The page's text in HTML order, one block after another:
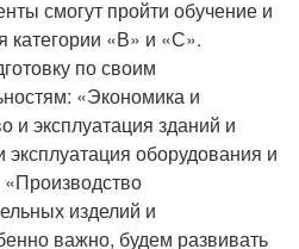
смогут пройти обучение и
категории «В» и «С».
по своим
«Экономика и
и эксплуатация зданий и
оборудования и
изделий и
важно, будем развивать